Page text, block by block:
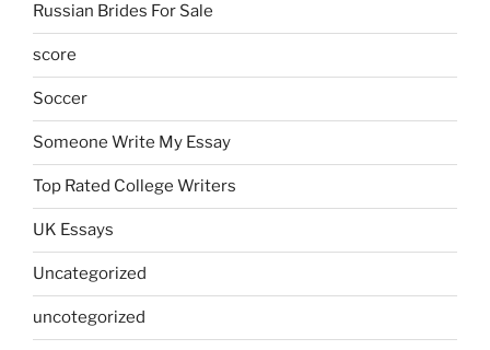
Russian Brides For Sale
score
Soccer
Someone Write My Essay
Top Rated College Writers
UK Essays
Uncategorized
uncotegorized